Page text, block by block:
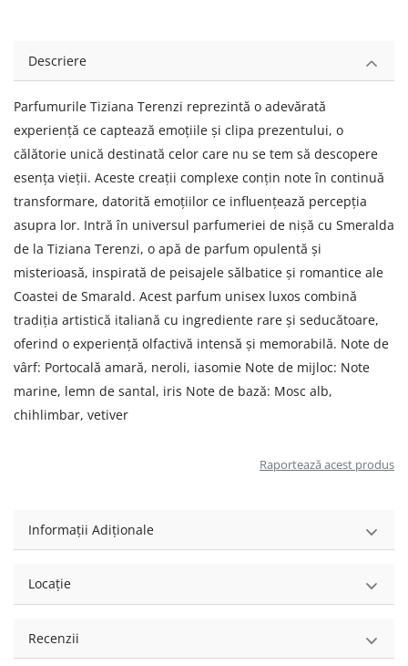
Descriere
Parfumurile Tiziana Terenzi reprezintă o adevărată
experiență ce captează emoțiile și clipa prezentului, o
călătorie unică destinată celor care nu se tem să descopere
esența vieții. Aceste creații complexe conțin note în continuă
transformare, datorită emoțiilor ce influențează percepția
asupra lor. Intră în universul parfumeriei de nișă cu Smeralda
de la Tiziana Terenzi, o apă de parfum opulentă și
misterioasă, inspirată de peisajele sălbatice și romantice ale
Coastei de Smarald. Acest parfum unisex luxos combină
tradiția artistică italiană cu ingrediente rare și seducătoare,
oferind o experiență olfactivă intensă și memorabilă. Note de
vârf: Portocală amară, neroli, iasomie Note de mijloc: Note
marine, lemn de santal, iris Note de bază: Mosc alb,
chihlimbar, vetiver
Raportează acest produs
Informații Adiționale
Locație
Recenzii